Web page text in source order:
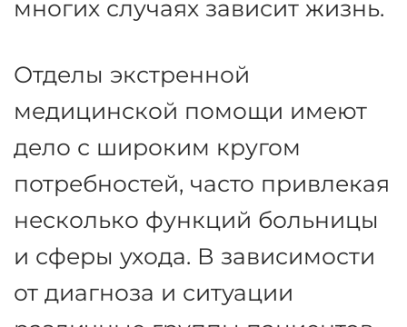
сосредоточить внимание на
безопасности пациентов, а
также на оптимизации рабочих
процедур. Для максимально
эффективного использования
наиболее ценного ресурса –
времени, от которого во
многих случаях зависит жизнь.